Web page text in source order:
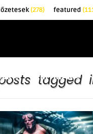
(278) featured
KRITIKÁK
tagged